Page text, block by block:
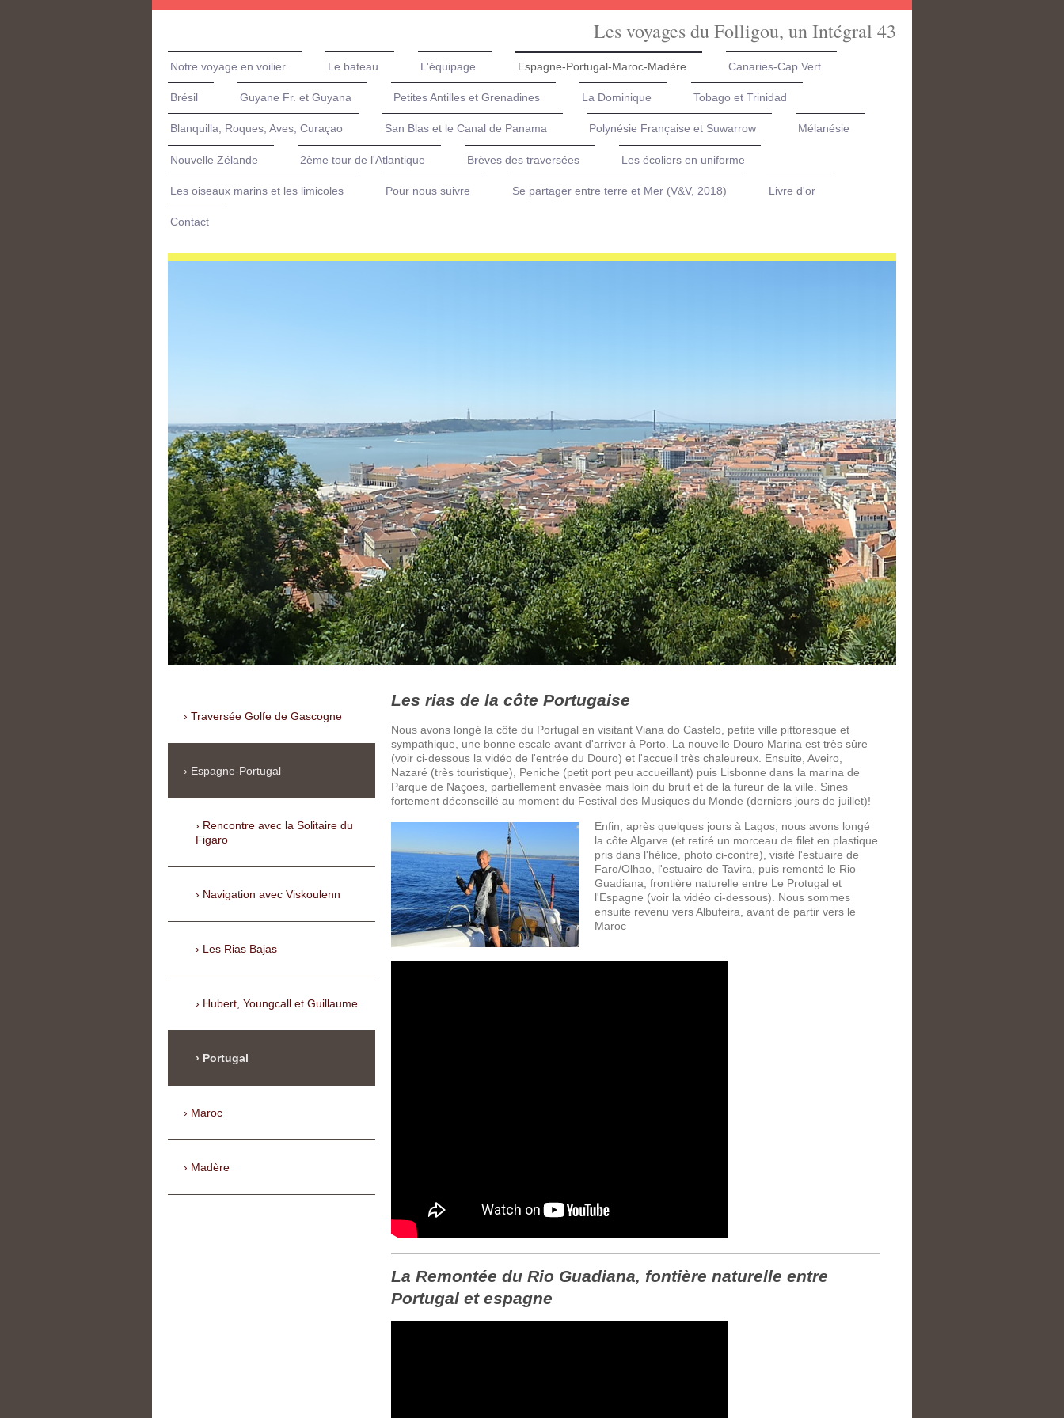
Les voyages du Folligou, un Intégral 43
Notre voyage en voilier Le bateau L'équipage Espagne-Portugal-Maroc-Madère Canaries-Cap Vert
Brésil Guyane Fr. et Guyana Petites Antilles et Grenadines La Dominique Tobago et Trinidad
Blanquilla, Roques, Aves, Curaçao San Blas et le Canal de Panama Polynésie Française et Suwarrow Mélanésie
Nouvelle Zélande 2ème tour de l'Atlantique Brèves des traversées Les écoliers en uniforme
Les oiseaux marins et les limicoles Pour nous suivre Se partager entre terre et Mer (V&V, 2018) Livre d'or
Contact
Les rias de la côte Portugaise
Nous avons longé la côte du Portugal en visitant Viana do Castelo, petite ville pittoresque et
sympathique, une bonne escale avant d'arriver à Porto. La nouvelle Douro Marina est très sûre
(voir ci-dessous la vidéo de l'entrée du Douro) et l'accueil très chaleureux. Ensuite, Aveiro,
Nazaré (très touristique), Peniche (petit port peu accueillant) puis Lisbonne dans la marina de
Parque de Naçoes, partiellement envasée mais loin du bruit et de la fureur de la ville. Sines
fortement déconseillé au moment du Festival des Musiques du Monde (derniers jours de juillet)!
Enfin, après quelques jours à Lagos, nous avons longé
la côte Algarve (et retiré un morceau de filet en plastique
pris dans l'hélice, photo ci-contre), visité l'estuaire de
Faro/Olhao, l'estuaire de Tavira, puis remonté le Rio
Guadiana, frontière naturelle entre Le Protugal et
l'Espagne (voir la vidéo ci-dessous). Nous sommes
ensuite revenu vers Albufeira, avant de partir vers le
Maroc
La Remontée du Rio Guadiana, fontière naturelle entre
Portugal et espagne
Traversée Golfe de Gascogne
Espagne-Portugal
Rencontre avec la Solitaire du
Figaro
Navigation avec Viskoulenn
Les Rias Bajas
Hubert, Youngcall et Guillaume
Portugal
Maroc
Madère